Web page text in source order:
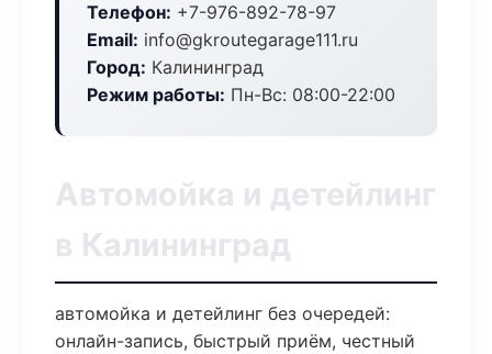
Телефон: +7-976-892-78-97
Email: info@gkroutegarage111.ru
Город: Калининград
Режим работы: Пн-Вс: 08:00-22:00
Автомойка и детейлинг
в Калининград
автомойка и детейлинг без очередей:
онлайн-запись, быстрый приём, честный